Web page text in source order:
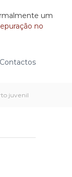
um
no
Contactos
juvenil